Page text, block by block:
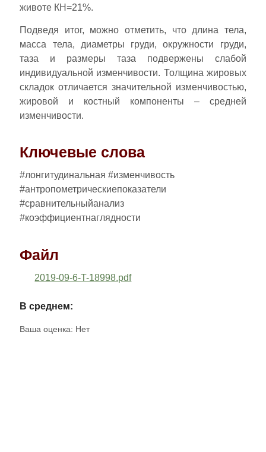
животе КН=21%.
Подведя итог, можно отметить, что длина тела,
масса тела, диаметры груди, окружности груди,
таза и размеры таза подвержены слабой
индивидуальной изменчивости. Толщина жировых
складок отличается значительной изменчивостью,
жировой и костный компоненты – средней
изменчивости.
Ключевые слова
#лонгитудинальная #изменчивость
#антропометрическиепоказатели
#сравнительныйанализ
#коэффициентнаглядности
Файл
2019-09-6-T-18998.pdf
В среднем:
Ваша оценка: Нет